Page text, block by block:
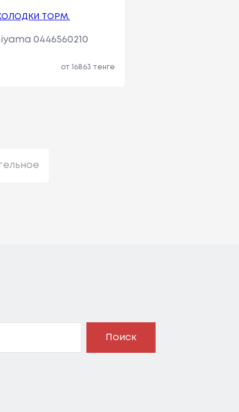
ТОРМ.
0446560210
от 16863 тенге
Поиск